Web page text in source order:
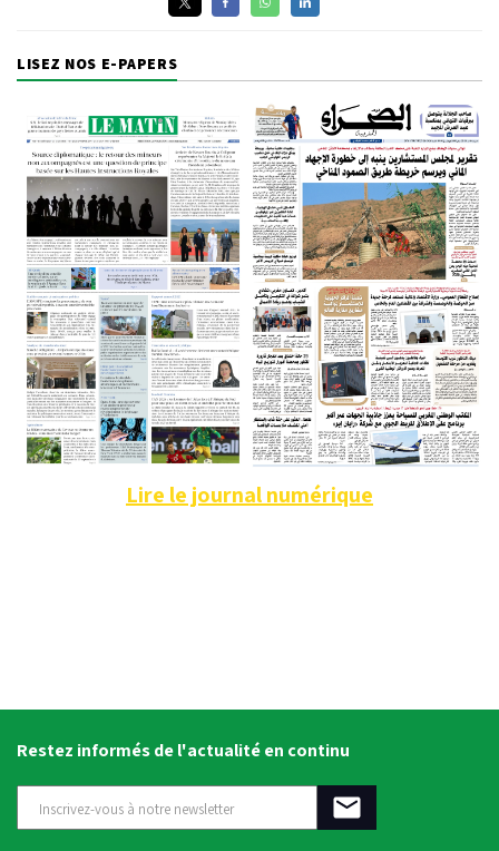
LISEZ NOS E-PAPERS
Lire le journal numérique
Restez informés de l'actualité en continu